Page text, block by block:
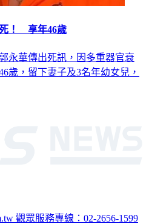
！ 享年46歲
永華傳出死訊，因多重器官衰
歲，留下妻子及3名年幼女兒，
觀眾服務專線：02-2656-1599